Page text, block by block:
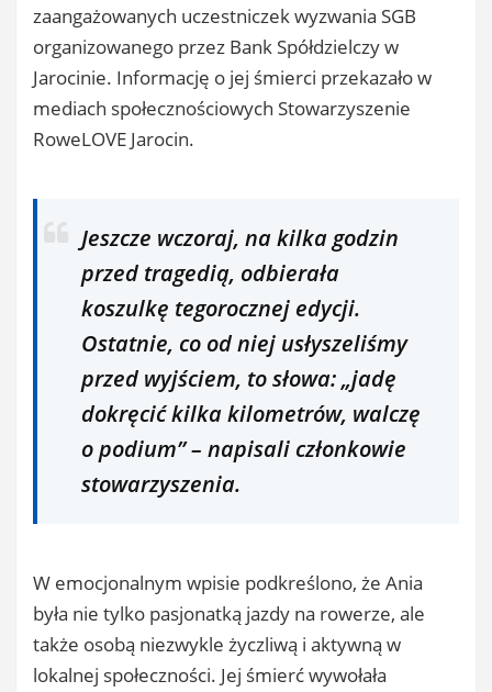
zaangażowanych uczestniczek wyzwania SGB
organizowanego przez Bank Spółdzielczy w
Jarocinie. Informację o jej śmierci przekazało w
mediach społecznościowych Stowarzyszenie
RoweLOVE Jarocin.
Jeszcze wczoraj, na kilka godzin
przed tragedią, odbierała
koszulkę tegorocznej edycji.
Ostatnie, co od niej usłyszeliśmy
przed wyjściem, to słowa: „jadę
dokręcić kilka kilometrów, walczę
o podium”– napisali członkowie
stowarzyszenia.
W emocjonalnym wpisie podkreślono, że Ania
była nie tylko pasjonatką jazdy na rowerze, ale
także osobą niezwykle życzliwą i aktywną w
lokalnej społeczności. Jej śmierć wywołała